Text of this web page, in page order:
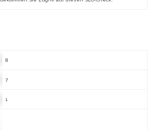
8
7
1